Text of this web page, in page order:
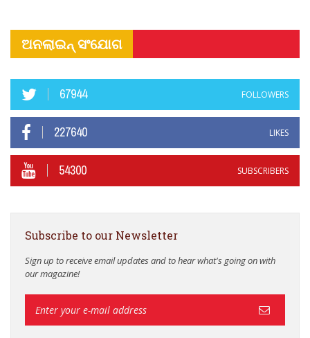
ଅନଲାଇନ୍ ସଂଯୋଗ
67944 FOLLOWERS
227640 LIKES
54300 SUBSCRIBERS
Subscribe to our Newsletter
Sign up to receive email updates and to hear what's going on with
our magazine!